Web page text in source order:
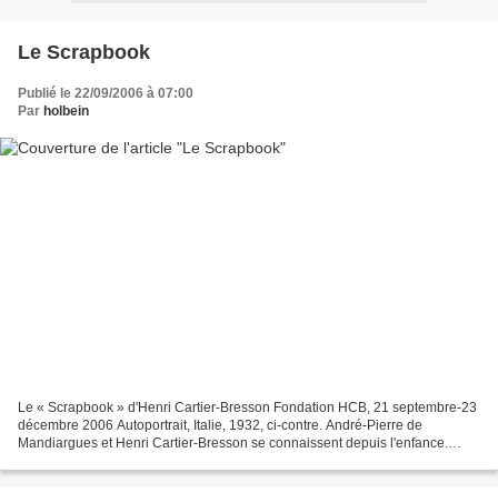
Le Scrapbook
Publié le 22/09/2006 à 07:00
Par holbein
Le « Scrapbook » d'Henri Cartier-Bresson Fondation HCB, 21 septembre-23
décembre 2006 Autoportrait, Italie, 1932, ci-contre. André-Pierre de
Mandiargues et Henri Cartier-Bresson se connaissent depuis l'enfance.